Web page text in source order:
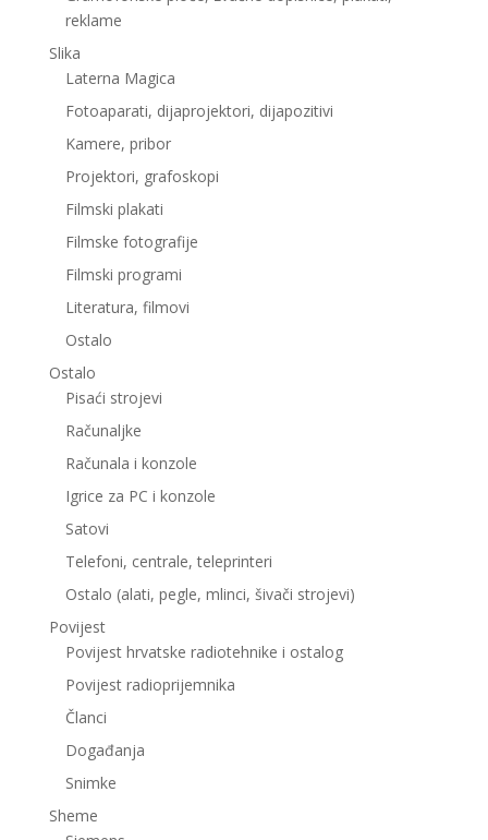
reklame
Slika
Laterna Magica
Fotoaparati, dijaprojektori, dijapozitivi
Kamere, pribor
Projektori, grafoskopi
Filmski plakati
Filmske fotografije
Filmski programi
Literatura, filmovi
Ostalo
Ostalo
Pisaći strojevi
Računaljke
Računala i konzole
Igrice za PC i konzole
Satovi
Telefoni, centrale, teleprinteri
Ostalo (alati, pegle, mlinci, šivači strojevi)
Povijest
Povijest hrvatske radiotehnike i ostalog
Povijest radioprijemnika
Članci
Događanja
Snimke
Sheme